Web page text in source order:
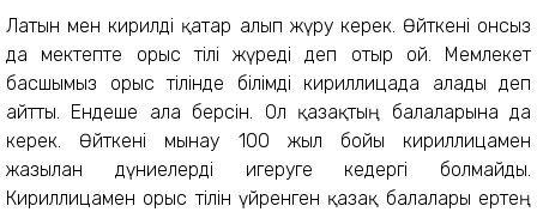
Латын мен кирилді қатар алып жүру керек. Өйткені онсыз
да мектепте орыс тілі жүреді деп отыр ғой. Мемлекет
басшымыз орыс тілінде білімді кириллицада алады деп
айтты. Ендеше ала берсін. Ол қазақтың балаларына да
керек. Өйткені мынау 100 жыл бойы кириллицамен
жазылған дүниелерді игеруге кедергі болмайды.
Кириллицамен орыс тілін үйренген қазақ балалары ертең